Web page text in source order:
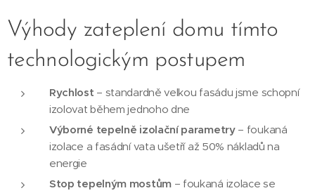
Výhody zateplení domu tímto
technologickým postupem
Rychlost – standardně velkou fasádu jsme schopní
izolovat během jednoho dne
Výborné tepelně izolační parametry– foukaná
izolace a fasádní vata ušetří až 50% nákladů na
energie
Stop tepelným mostům– foukaná izolace se